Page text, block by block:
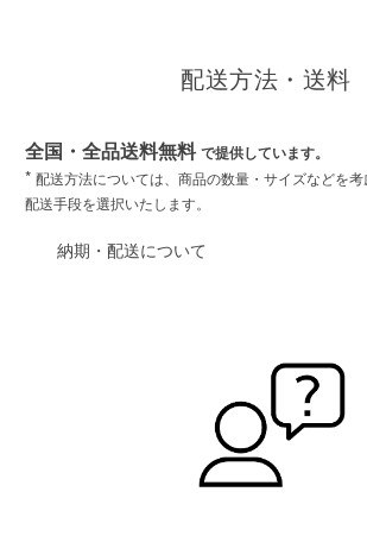
配送方法・送料
全国・全品送料無料 で提供しています。
* 配送方法については、商品の数量・サイズなどを
配送手段を選択いたします。
納期・配送について